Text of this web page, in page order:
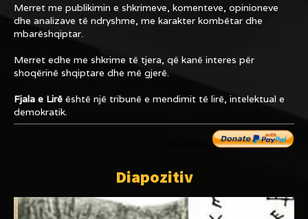
Merret me publikimin e shkrimeve, komenteve, opinioneve
dhe analizave të ndryshme, me karakter kombëtar dhe
mbarëshqiptar.
Merret edhe me shkrime të tjera, që kanë interes për
shoqërinë shqiptare dhe më gjerë.
Fjala e Lirë është një tribunë e mendimit të lirë, intelektual e
demokratik.
Diapozitiv